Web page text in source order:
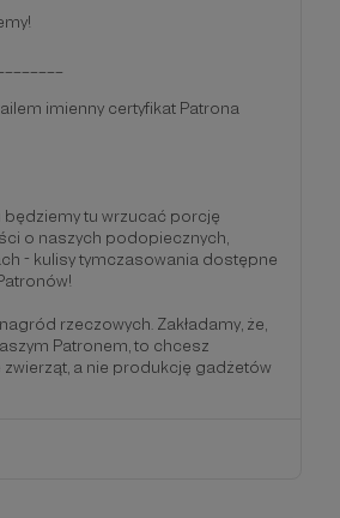
imienny certyfikat Patrona
będziemy tu wrzucać porcję
o naszych podopiecznych,
- kulisy tymczasowania dostępne
rzeczowych. Zakładamy, że,
Patronem, to chcesz
a nie produkcję gadżetów